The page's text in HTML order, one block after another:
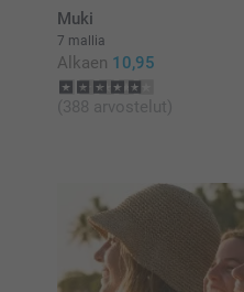
Muki
7 mallia
Alkaen 10,95
(388 arvostelut)